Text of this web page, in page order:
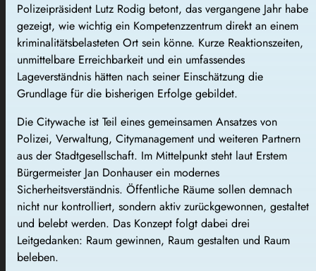
Polizeipräsident Lutz Rodig betont, das vergangene Jahr habe
gezeigt, wie wichtig ein Kompetenzzentrum direkt an einem
kriminalitätsbelasteten Ort sein könne. Kurze Reaktionszeiten,
unmittelbare Erreichbarkeit und ein umfassendes
Lageverständnis hätten nach seiner Einschätzung die
Grundlage für die bisherigen Erfolge gebildet.
Die Citywache ist Teil eines gemeinsamen Ansatzes von
Polizei, Verwaltung, Citymanagement und weiteren Partnern
aus der Stadtgesellschaft. Im Mittelpunkt steht laut Erstem
Bürgermeister Jan Donhauser ein modernes
Sicherheitsverständnis. Öffentliche Räume sollen demnach
nicht nur kontrolliert, sondern aktiv zurückgewonnen, gestaltet
und belebt werden. Das Konzept folgt dabei drei
Leitgedanken: Raum gewinnen, Raum gestalten und Raum
beleben.